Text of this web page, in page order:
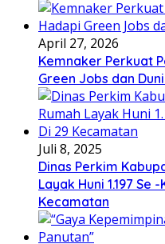
April 27, 2026
Kemnaker Perkuat
Green Jobs dan
Juli 8, 2025
Dinas Perkim
Layak Huni 1.197 Se
Kecamatan